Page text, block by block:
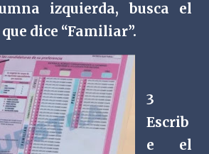
izquierda, busca el
dice “Familiar”.
3
Escrib
e el